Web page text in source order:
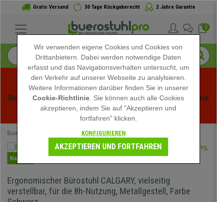
Gratis Versand 30 Tage Rückgaberecht 2 Jahre Garantie
0
Sommerschlussverauf bei buerstuhlpro! Exklusive Rabatte
für kurze Zeit - Aktion ansehen -
Buerostuhlpro Ergonomische Bürostühle
Neuheit
Ergonomischer Bürostuhl CALGARY, vielseitig
verstellbar, für die 8h-Nutzung, Metallgestell, Farbe
Wir verwenden eigene Cookies und Cookies von
Drittanbietern. Dabei werden notwendige Daten
erfasst und das Navigationsverhalten untersucht, um
den Verkehr auf unserer Webseite zu analylsieren.
Weitere Informationen darüber finden Sie in unserer
Cookie-Richtlinie . Sie können auch alle Cookies
akzeptieren, indem Sie auf "Akzeptieren und
fortfahren" klicken.
KONFIGURIEREN
AKZEPTIEREN UND FORTFAHREN